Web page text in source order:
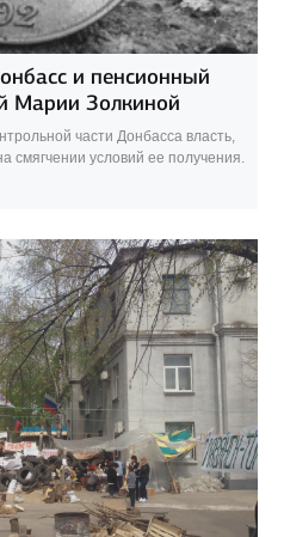
и пенсионный
Марии Золкиной
части Донбасса власть,
смягчении условий ее получения.